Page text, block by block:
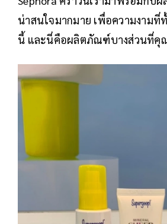
น่าสนใจมากมาย เพื่อความงามที่
นี้ และนี่คือผลิตภัณฑ์บางส่วนที่คุ